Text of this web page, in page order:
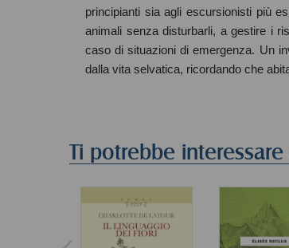
principianti sia agli escursionisti più
animali senza disturbarli, a gestire i
caso di situazioni di emergenza. Un
dalla vita selvatica, ricordando che
Ti potrebbe